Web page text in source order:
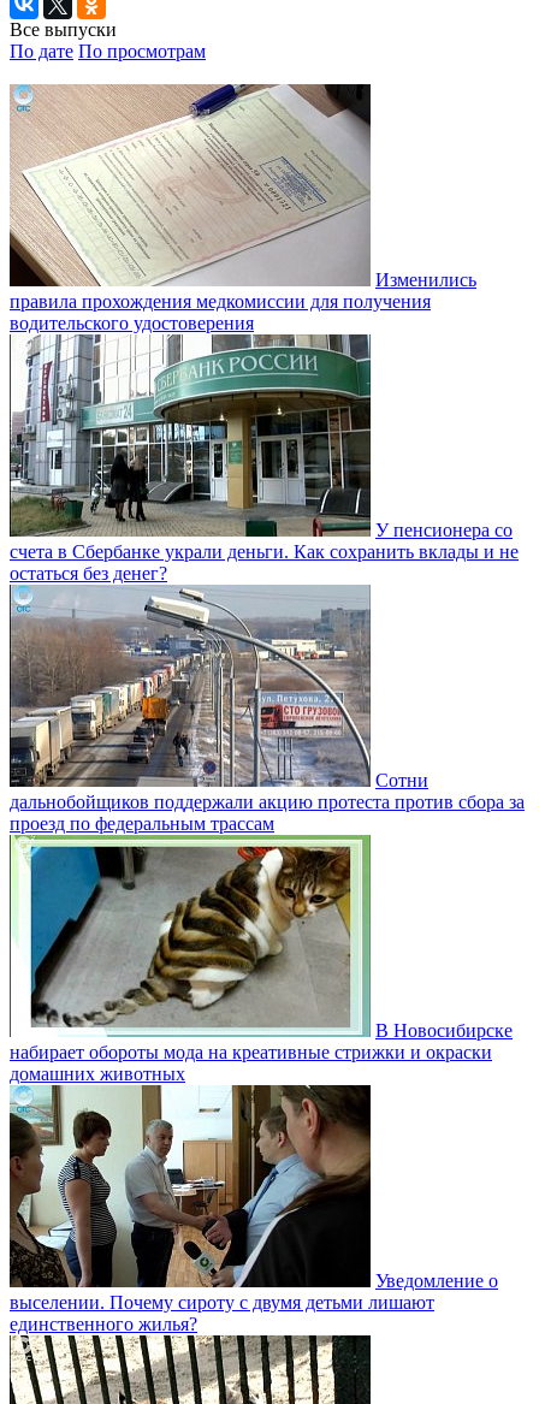
Все выпуски
По дате По просмотрам
Изменились
правила прохождения медкомиссии для получения
водительского удостоверения
У пенсионера со
счета в Сбербанке украли деньги. Как сохранить вклады и не
остаться без денег?
Сотни
дальнобойщиков поддержали акцию протеста против сбора за
проезд по федеральным трассам
В Новосибирске
набирает обороты мода на креативные стрижки и окраски
домашних животных
Уведомление о
выселении. Почему сироту с двумя детьми лишают
единственного жилья?